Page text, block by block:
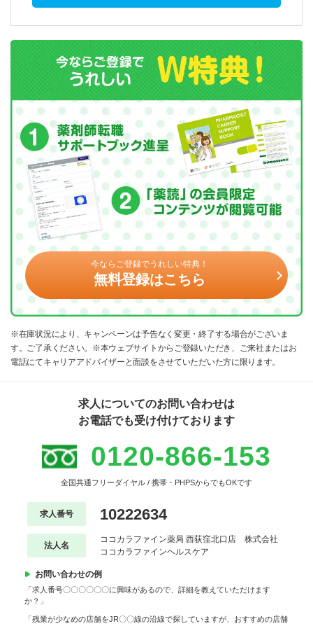
今ならご登録でうれしい特典！
無料登録はこちら
※在庫状況により、キャンペーンは予告なく変更・終了する場合がございま
す。ご了承ください。※本ウェブサイトからご登録いただき、ご来社またはお
電話にてキャリアアドバイザーと面談をさせていただいた方に限ります。
求人についてのお問い合わせは
お電話でも受け付けております
0120-866-153
全国共通フリーダイヤル / 携帯・PHPSからでもOKです
求人番号 10222634
法人名
ココカラファイン薬局 西荻窪北口店 株式会社
ココカラファインヘルスケア
お問い合わせの例
「求人番号〇〇〇〇〇〇に興味があるので、詳細を教えていただけます
か？」
「残業が少なめの店舗をJR〇〇線の沿線で探していますが、おすすめの店舗